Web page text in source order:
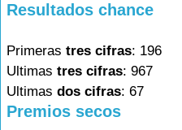
Resultados chance
Primeras tres cifras: 196
Ultimas tres cifras: 967
Ultimas dos cifras: 67
Premios secos